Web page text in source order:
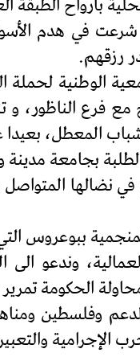
في هدم
رزقهم.
الوطنية
الناظور، و
المعطل،
بجامعة
المتواصل
ببوعروس
وندعو
الحكومة
وفلسطين
والتعبير عن